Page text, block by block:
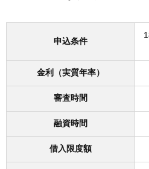
申込条件
金利（実質年率）
審査時間
融資時間
借入限度額